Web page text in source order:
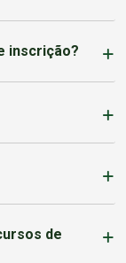
inscrição?
de